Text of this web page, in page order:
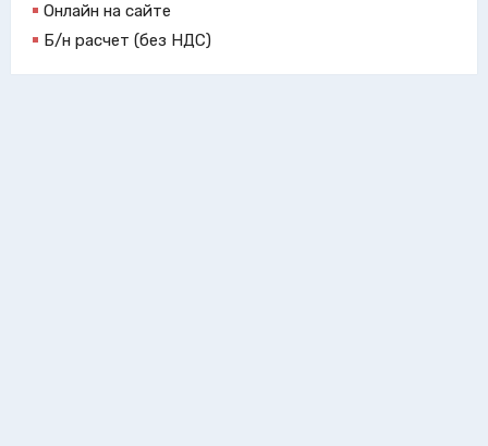
Онлайн на сайте
Б/н расчет (без НДС)